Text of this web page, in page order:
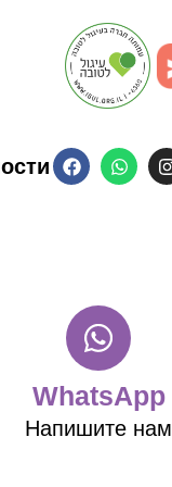
WhatsApp
Напишите нам